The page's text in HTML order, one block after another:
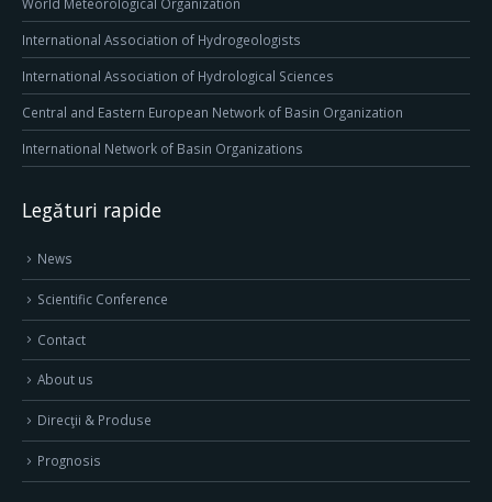
International Association of Hydrogeologists
International Association of Hydrological Sciences
Central and Eastern European Network of Basin Organization
International Network of Basin Organizations
Legături rapide
News
Scientific Conference
Contact
About us
Direcţii & Produse
Prognosis